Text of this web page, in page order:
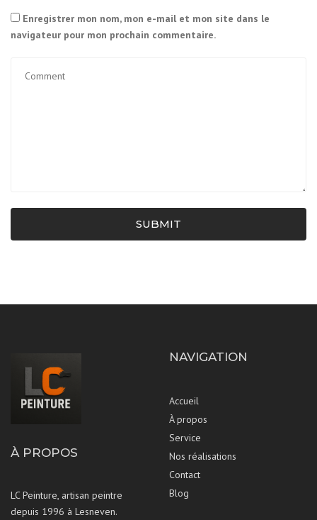
Enregistrer mon nom, mon e-mail et mon site dans le
navigateur pour mon prochain commentaire.
SUBMIT
À PROPOS
LC Peinture, artisan peintre
depuis 1996 à Lesneven.
NAVIGATION
Accueil
À propos
Service
Nos réalisations
Contact
Blog